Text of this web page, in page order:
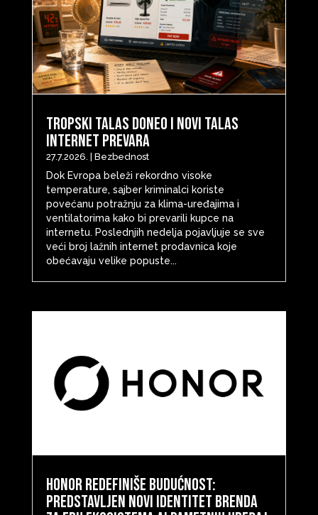
Tropski talas doneo i novi talas
internet prevara
27.7.2026. Bezbednost
Dok Evropa beleži rekordno visoke
temperature, sajber kriminalci koriste
povećanu potražnju za klima-uređajima i
ventilatorima kako bi prevarili kupce na
internetu. Poslednjih nedelja pojavljuje se sve
veći broj lažnih internet prodavnica koje
obećavaju velike popuste...
HONOR redefiniše budućnost:
predstavljen novi identitet brenda